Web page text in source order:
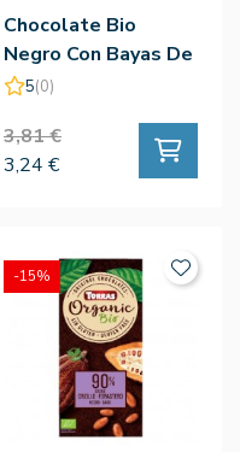
Chocolate Bio
Negro Con Bayas De
Goji & Açai - Torras
5(0)
3,81 €
3,24 €
-15%